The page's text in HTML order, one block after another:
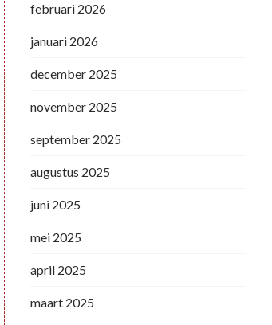
februari 2026
januari 2026
december 2025
november 2025
september 2025
augustus 2025
juni 2025
mei 2025
april 2025
maart 2025